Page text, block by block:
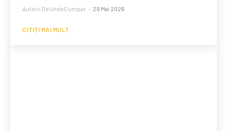
Autorii DeUndeCumpar - 29 Mai 2026
CITIȚI MAI MULT